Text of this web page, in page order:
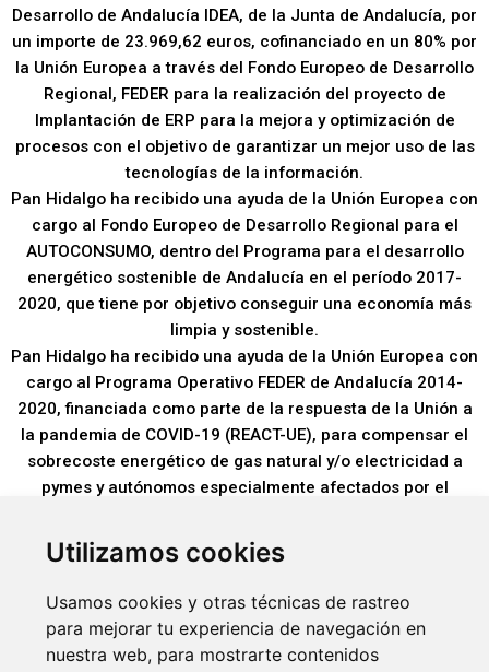
Utilizamos cookies
Usamos cookies y otras técnicas de rastreo
para mejorar tu experiencia de navegación en
nuestra web, para mostrarte contenidos
Desarrollo de Andalucía IDEA, de la Junta de Andalucía, por
un importe de 23.969,62 euros, cofinanciado en un 80% por
la Unión Europea a través del Fondo Europeo de Desarrollo
Regional, FEDER para la realización del proyecto de
Implantación de ERP para la mejora y optimización de
procesos con el objetivo de garantizar un mejor uso de las
tecnologías de la información.
Pan Hidalgo ha recibido una ayuda de la Unión Europea con
cargo al Fondo Europeo de Desarrollo Regional para el
AUTOCONSUMO, dentro del Programa para el desarrollo
energético sostenible de Andalucía en el período 2017-
2020, que tiene por objetivo conseguir una economía más
limpia y sostenible.
Pan Hidalgo ha recibido una ayuda de la Unión Europea con
cargo al Programa Operativo FEDER de Andalucía 2014-
2020, financiada como parte de la respuesta de la Unión a
la pandemia de COVID-19 (REACT-UE), para compensar el
sobrecoste energético de gas natural y/o electricidad a
pymes y autónomos especialmente afectados por el
provocados por el impacto de la guerra de agresión de
Rusia contra Ucrania.